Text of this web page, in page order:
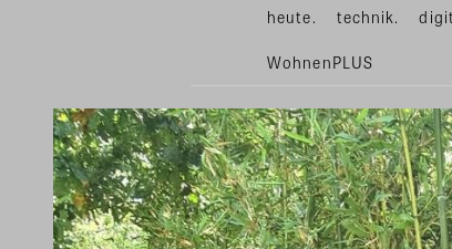
heute. technik.
WohnenPLUS